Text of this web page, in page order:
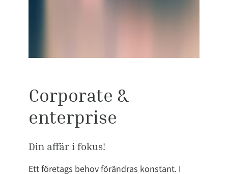
Corporate &
enterprise
Din affär i fokus!
Ett företags behov förändras konstant. I